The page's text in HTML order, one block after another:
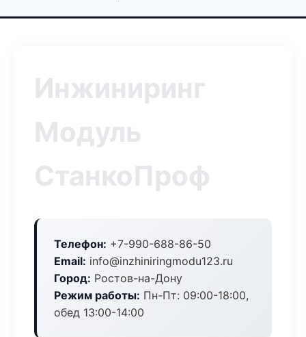
Инжиниринг
Модуль
СтанкоПроф
Телефон: +7-990-688-86-50
Email: info@inzhiniringmodu123.ru
Город: Ростов-на-Дону
Режим работы: Пн-Пт: 09:00-18:00,
обед 13:00-14:00